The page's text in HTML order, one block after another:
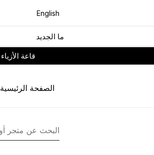
English
ﻣﺎ اﻟﺠﺪﻳﺪ
ﻗﺎﻋﺔ اﻷﺯﻳﺎء
اﻟﺼﻔﺤﺔ اﻟﺮﺋﻴﺴﻴﺔ